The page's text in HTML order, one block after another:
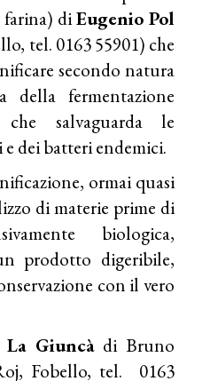
farina) diEugenio Pol
tel. 0163 55901) che
secondo natura
della fermentazione
salvaguarda le
dei batteri endemici.
ormai quasi
di materie prime di
biologica,
prodotto digeribile,
con il vero
La Giuncàdi Bruno
Fobello, tel. 0163